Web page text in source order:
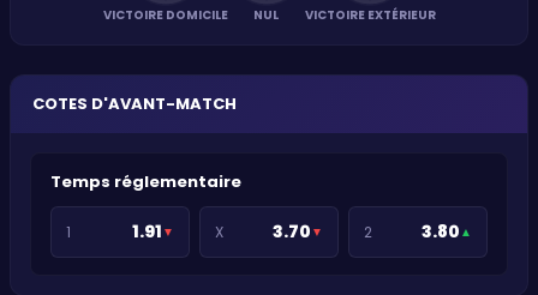
VICTOIRE DOMICILE NUL VICTOIRE EXTÉRIEUR
COTES D'AVANT-MATCH
Temps réglementaire
1 1.91 ▼ X 3.70 ▼ 2 3.80 ▲